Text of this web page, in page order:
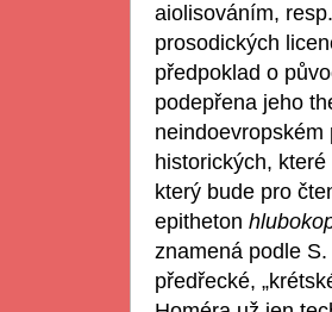
aiolisováním,
prosodických
předpoklad o
podepřena jeho
historických,
který bude pro
epitheton
znamená podle
předřecké,